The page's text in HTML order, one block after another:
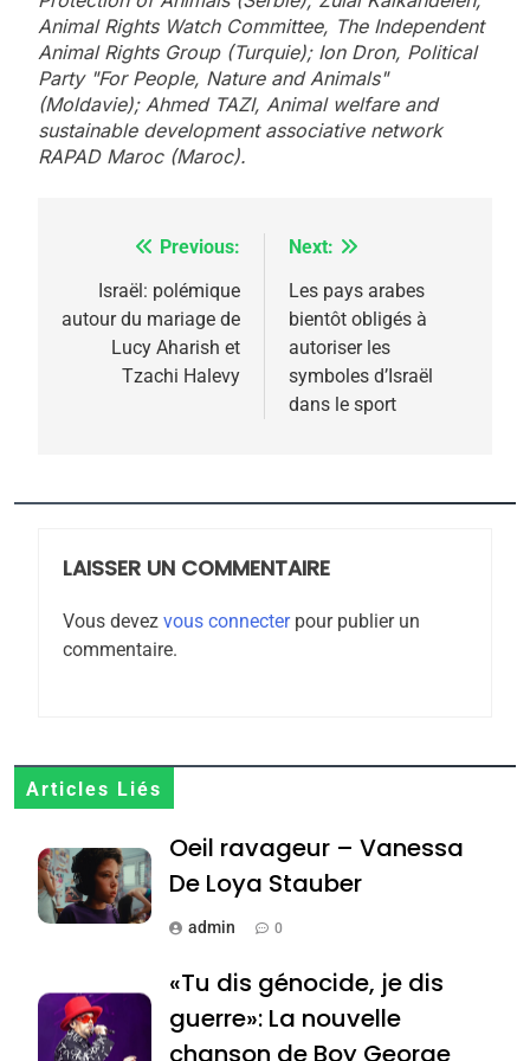
Animal Rights Watch Committee, The Independent
Animal Rights Group (Turquie); Ion Dron, Political
Party "For People, Nature and Animals"
(Moldavie); Ahmed TAZI, Animal welfare and
sustainable development associative network
RAPAD Maroc (Maroc).
Navigation
l’article
Previous:
Israël: polémique
autour du mariage de
Lucy Aharish et
Tzachi Halevy
Next:
Les pays arabes
bientôt obligés à
autoriser les
symboles d’Israël
dans le sport
LAISSER UN COMMENTAIRE
Vous devez vous connecterpour publier un
commentaire.
Articles Liés
Oeil ravageur – Vanessa
De Loya Stauber
admin 0
«Tu dis génocide, je dis
guerre»: La nouvelle
chanson de Boy George
5
2025, l’année la plus
meurtrière selon le
rapport d’ADL contre
ISRAÉL
FIÈRE, DIGNE ET RÉSILIENTE :
MA JUDAÏTE par Thérèse
ISRAÉL JUDAISME
7
8
Tafraout, le miel de Tadla
Azilal consacrés produits
du terroir
DAFINA MAROC
Oeil ravageur – Vanessa
De Loya Stauber